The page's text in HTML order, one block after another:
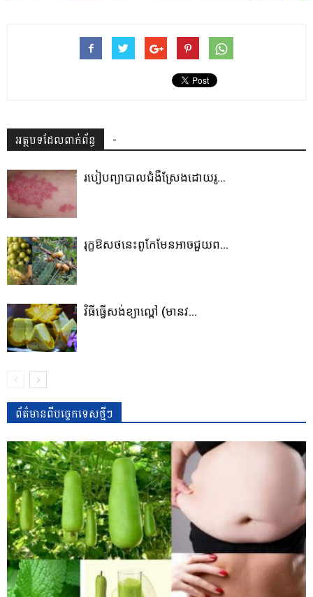
អត្ថបទដែលពាក់ព័ន្ធ -
របៀបព្យាបាលជំងឺស្រែងដោយរូ...
រុក្ខឱសថនេះពូកែមែនអាចជួយព...
វិធីធ្វើសង់ខ្យាល្ពៅ (មានវ...
ព័ត៌មានពីបច្ចេកទេសថ្មីៗ